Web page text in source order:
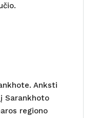
Anksti
Sarankhoto
regiono